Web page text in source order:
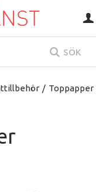
SÖK
/ Toppapper